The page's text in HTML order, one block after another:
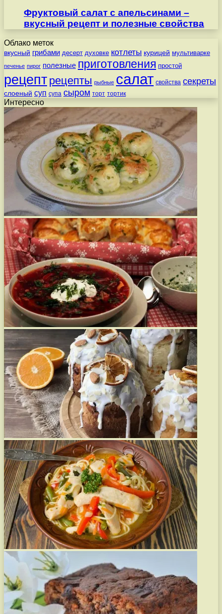
Фруктовый салат с апельсинами –
вкусный рецепт и полезные свойства
Облако меток
вкусный грибами десерт духовке котлеты курицей мультиварке
печенье пирог полезные приготовления простой
рецепт рецепты рыбные салат свойства секреты
слоеный суп супа сыром торт тортик
Интересно